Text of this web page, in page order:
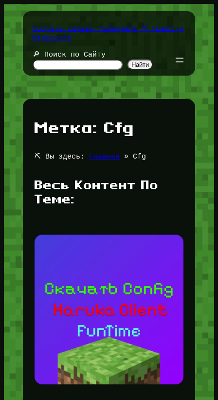
содержимомуСоздать сервер Майнкрафт ⛏️ Новости
Minecraft
🔎 Поиск по Сайту
Найти
Метка: Cfg
⛏️ Вы здесь: Главная » Cfg
Весь Контент По
Теме: